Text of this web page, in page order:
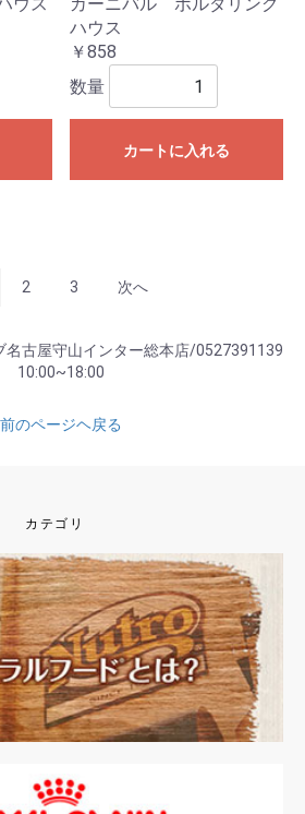
ハウス
￥858
数量
カートに入れる
2 3 次へ
名古屋守山インター総本店/0527391139
10:00~18:00
前のページヘ戻る
カテゴリ